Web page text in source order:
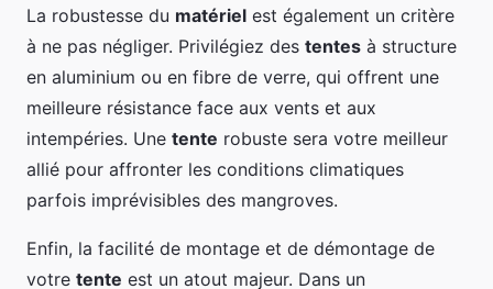
La robustesse du matériel est également un critère
à ne pas négliger. Privilégiez des tentes à structure
en aluminium ou en fibre de verre, qui offrent une
meilleure résistance face aux vents et aux
intempéries. Une tente robuste sera votre meilleur
allié pour affronter les conditions climatiques
parfois imprévisibles des mangroves.
Enfin, la facilité de montage et de démontage de
votre tente est un atout majeur. Dans un